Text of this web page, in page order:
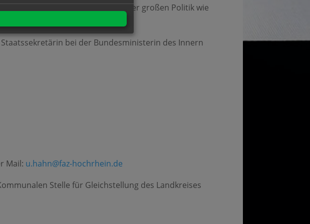
politischen Alltag – sowohl in der großen Politik wie
bei der Bundesministerin des Innern
Mail: u.hahn@faz-hochrhein.de
Stelle für Gleichstellung des Landkreises